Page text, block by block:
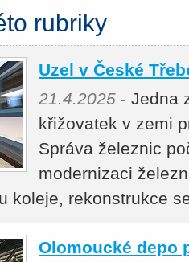
rubriky
Uzel v České
21.4.2025 - Jedna
křižovatek v zemi
Správa železnic
modernizaci
koleje, rekonstrukce
Olomoucké depo